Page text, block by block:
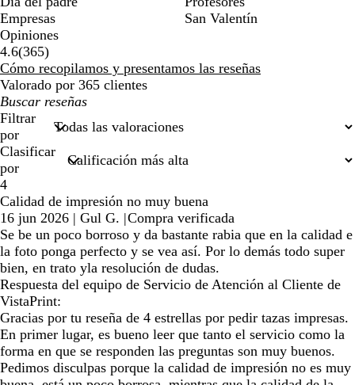
Empresas
San Valentín
Opiniones
4.6(365365
reseñas
)
Cómo recopilamos y presentamos las reseñas
Valorado por 365 clientes
Mis
búsquedas
Filtrar
por
Clasificar
por
4
Calidad de impresión no muy buena
16 jun 2026 | Gul G. |Compra verificada
Se be un poco borroso y da bastante rabia que en la calidad e
la foto ponga perfecto y se vea así. Por lo demás todo super
bien, en trato yla resolución de dudas.
Respuesta del equipo de Servicio de Atención al Cliente de
VistaPrint:
Gracias por tu reseña de 4 estrellas por pedir tazas impresas.
En primer lugar, es bueno leer que tanto el servicio como la
forma en que se responden las preguntas son muy buenos.
Pedimos disculpas porque la calidad de impresión no es muy